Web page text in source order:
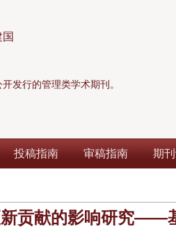
发行的管理类学术期刊。
投稿指南 审稿指南 期
贡献的影响研究——